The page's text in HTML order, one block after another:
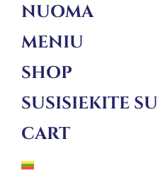
NUOMA
MENIU
SHOP
SUSISIEKITE SU
CART